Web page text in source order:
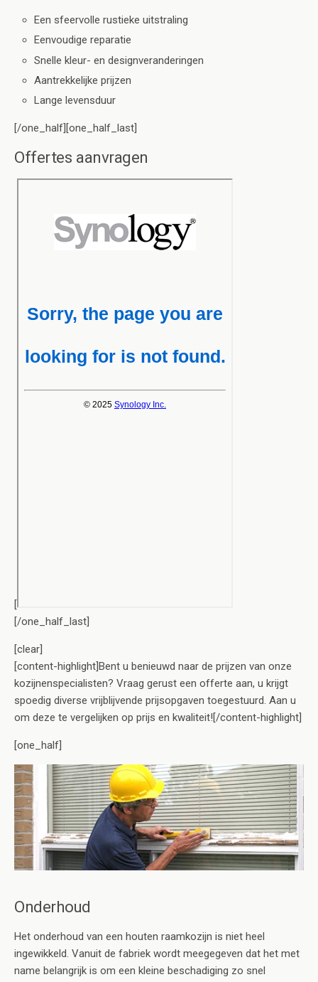
Een sfeervolle rustieke uitstraling
Eenvoudige reparatie
Snelle kleur- en designveranderingen
Aantrekkelijke prijzen
Lange levensduur
[/one_half][one_half_last]
Offertes aanvragen
[
[/one_half_last]
[clear]
[content-highlight]Bent u benieuwd naar de prijzen van onze
kozijnenspecialisten? Vraag gerust een offerte aan, u krijgt
spoedig diverse vrijblijvende prijsopgaven toegestuurd. Aan u
om deze te vergelijken op prijs en kwaliteit![/content-highlight]
[one_half]
Onderhoud
Het onderhoud van een houten raamkozijn is niet heel
ingewikkeld. Vanuit de fabriek wordt meegegeven dat het met
name belangrijk is om een kleine beschadiging zo snel